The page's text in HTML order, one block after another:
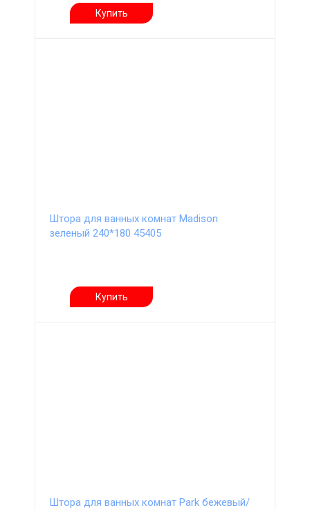
Купить
Штора для ванных комнат Madison
зеленый 240*180 45405
Купить
Штора для ванных комнат Park бежевый/